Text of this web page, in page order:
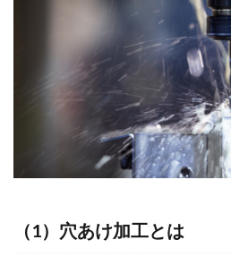
（1）穴あけ加工とは